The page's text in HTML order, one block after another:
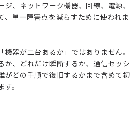
ジ、ネットワーク機器、回線、電源、
、単一障害点を減らすために使われま
機器が二台あるか」ではありません。
か、どれだけ瞬断するか、通信セッシ
がどの手順で復旧するかまで含めて初
。